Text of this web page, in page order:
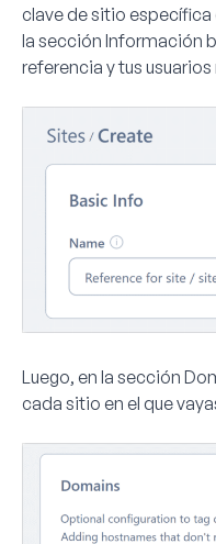
clave de sitio específica
la sección Información
referencia y tus
Luego, en la sección
cada sitio en el que